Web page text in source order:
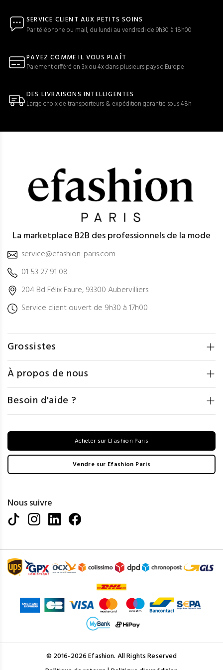
SERVICE CLIENT AUX PETITS SOINS
Par téléphone ou mail, du lundi au vendredi de 9h30 à 18h00
PAYEZ COMME IL VOUS PLAÎT
Paiement différé en 3x ou 4x dans plusieurs pays d'Europe
DES LIVRAISONS INTELLIGENTES
Large choix de transporteurs & expédition garantie sous 48h
La marketplace B2B des professionnels de la mode
service@efashion-paris.com
01 53 27 91 08
204 Bd Félix Faure, 93300 Aubervilliers
Service client ouvert de 9h30 à 17h00
Grossistes
À propos de nous
Besoin d'aide ?
Acheter sur Efashion Paris
Vendre sur Efashion Paris
Nous suivre
© 2016-2026 Efashion. All Rights Reserved